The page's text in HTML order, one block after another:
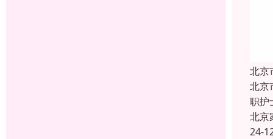
北京
北京
职护
北京
24-